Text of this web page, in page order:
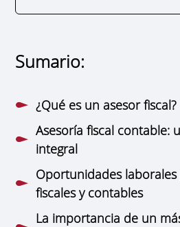
Sumario:
¿Qué es un asesor fiscal?
Asesoría fiscal contable:
integral
Oportunidades laborales
fiscales y contables
La importancia de un